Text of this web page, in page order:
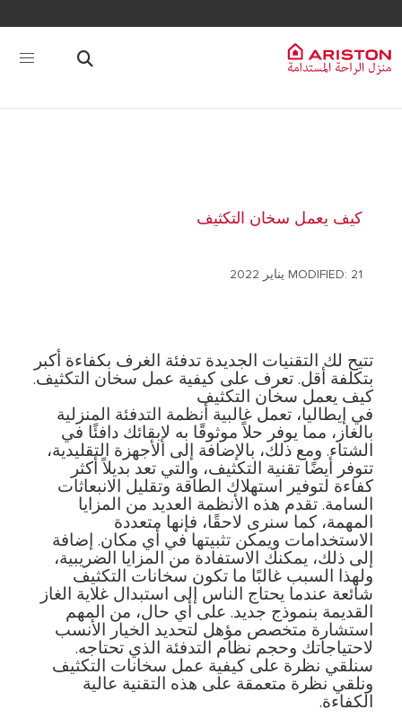
كيف يعمل سخان التكثيف
MODIFIED: 21 يناير 2022
تتيح لك التقنيات الجديدة تدفئة الغرف بكفاءة أكبر
بتكلفة أقل. تعرف على كيفية عمل سخان التكثيف.
كيف يعمل سخان التكثيف
في إيطاليا، تعمل غالبية أنظمة التدفئة المنزلية
بالغاز، مما يوفر حلاً موثوقًا به لإبقائك دافئًا في
الشتاء. ومع ذلك، بالإضافة إلى الأجهزة التقليدية،
تتوفر أيضًا تقنية التكثيف، والتي تعد بديلاً أكثر
كفاءة لتوفير استهلاك الطاقة وتقليل الانبعاثات
السامة. تقدم هذه الأنظمة العديد من المزايا
المهمة، كما سنرى لاحقًا، فإنها متعددة
الاستخدامات ويمكن تثبيتها في أي مكان. إضافة
إلى ذلك، يمكنك الاستفادة من المزايا الضريبية،
ولهذا السبب غالبًا ما تكون سخانات التكثيف
شائعة عندما يحتاج الناس إلى استبدال غلاية الغاز
القديمة بنموذج جديد. على أي حال، من المهم
استشارة متخصص مؤهل لتحديد الخيار الأنسب
لاحتياجاتك وحجم نظام التدفئة الذي تحتاجه.
سنلقي نظرة على كيفية عمل سخانات التكثيف
ونلقي نظرة متعمقة على هذه التقنية عالية
الكفاءة.